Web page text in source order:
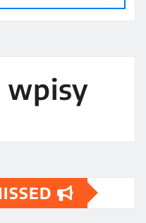
wpisy